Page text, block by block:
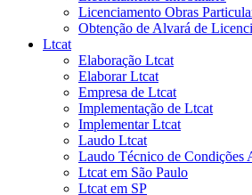
Licenciamento Obras
Obtenção de Alvará de
Ltcat
Elaboração Ltcat
Elaborar Ltcat
Empresa de Ltcat
Implementação de Ltcat
Implementar Ltcat
Laudo Ltcat
Laudo Técnico de Condições
Ltcat em São Paulo
Ltcat em SP